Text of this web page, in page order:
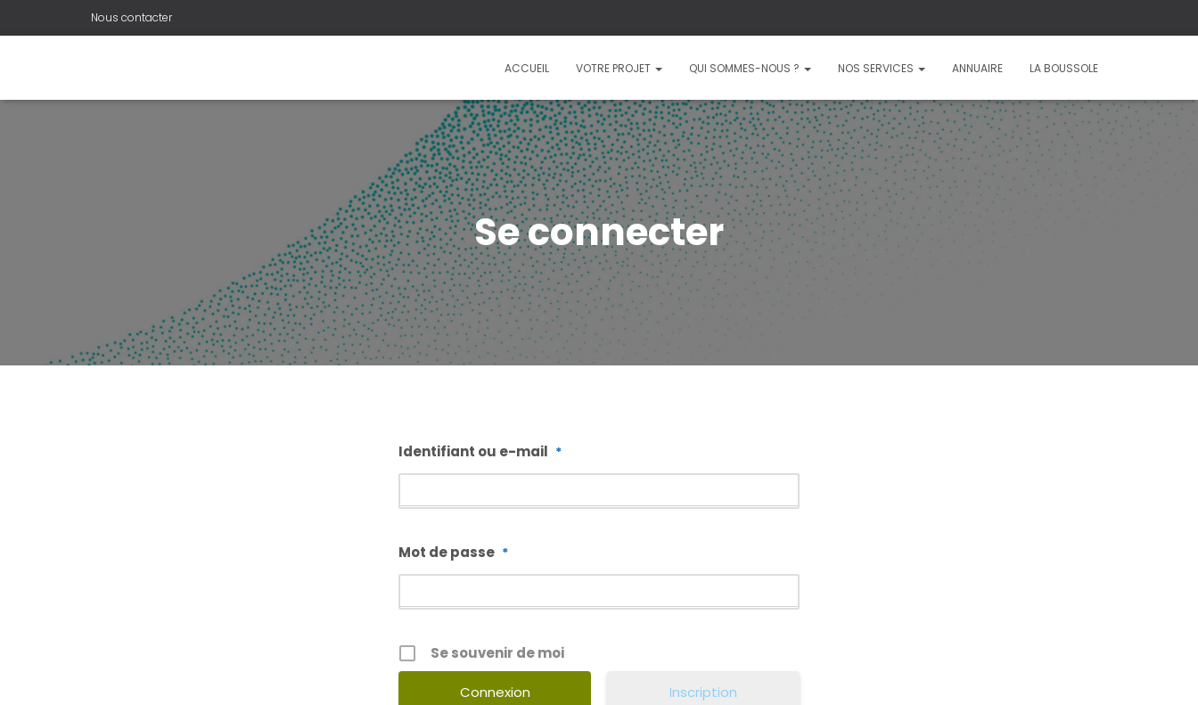
Nous contacter
ACCUEIL VOTRE PROJET QUI SOMMES-NOUS ? NOS SERVICES ANNUAIRE LA BOUSSOLE
Se connecter
Identifiant ou e-mail *
Mot de passe *
Se souvenir de moi
Inscription